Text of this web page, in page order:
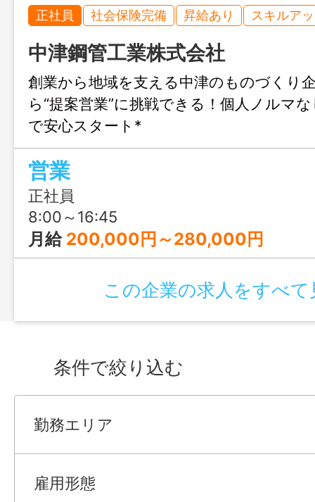
正社員 社会保険完備 昇給あり スキルア
中津鋼管工業株式会社
創業から地域を支える中津のものづくり
ら“提案営業”に挑戦できる！個人ノルマ
で安心スタート*
営業
正社員
8:00～16:45
月給 200,000円～280,000円
この企業の求人をすべて
条件で絞り込む
勤務エリア
雇用形態